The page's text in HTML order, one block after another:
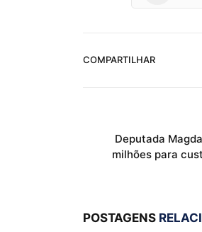
COMPARTILHAR
Deputada
milhões para
POSTAGENS